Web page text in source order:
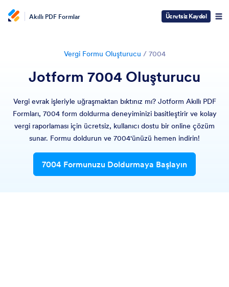
Akıllı PDF Formlar Ücretsiz Kaydol
Vergi Formu Oluşturucu / 7004
Jotform 7004 Oluşturucu
Vergi evrak işleriyle uğraşmaktan bıktınız mı? Jotform Akıllı PDF
Formları, 7004 form doldurma deneyiminizi basitleştirir ve kolay
vergi raporlaması için ücretsiz, kullanıcı dostu bir online çözüm
sunar. Formu doldurun ve 7004'ünüzü hemen indirin!
7004 Formunuzu Doldurmaya Başlayın